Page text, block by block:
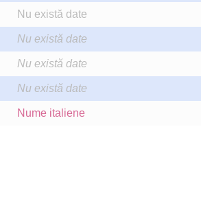
Nu există date
Nu există date
Nu există date
Nu există date
Nume italiene